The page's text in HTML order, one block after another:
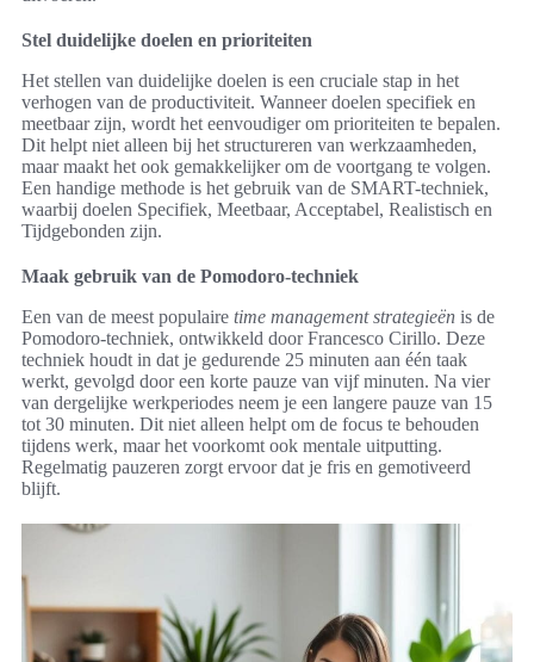
Stel duidelijke doelen en prioriteiten
Het stellen van duidelijke doelen is een cruciale stap in het
verhogen van de productiviteit. Wanneer doelen specifiek en
meetbaar zijn, wordt het eenvoudiger om prioriteiten te bepalen.
Dit helpt niet alleen bij het structureren van werkzaamheden,
maar maakt het ook gemakkelijker om de voortgang te volgen.
Een handige methode is het gebruik van de SMART-techniek,
waarbij doelen Specifiek, Meetbaar, Acceptabel, Realistisch en
Tijdgebonden zijn.
Maak gebruik van de Pomodoro-techniek
Een van de meest populaire time management strategieën is de
Pomodoro-techniek, ontwikkeld door Francesco Cirillo. Deze
techniek houdt in dat je gedurende 25 minuten aan één taak
werkt, gevolgd door een korte pauze van vijf minuten. Na vier
van dergelijke werkperiodes neem je een langere pauze van 15
tot 30 minuten. Dit niet alleen helpt om de focus te behouden
tijdens werk, maar het voorkomt ook mentale uitputting.
Regelmatig pauzeren zorgt ervoor dat je fris en gemotiveerd
blijft.